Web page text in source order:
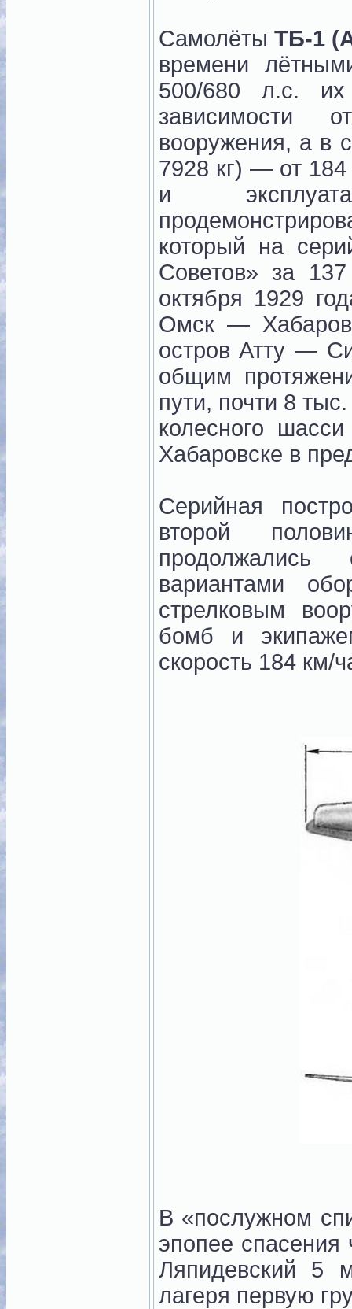
Самолёты ТБ-1
времени
500/680 л.с.
зависимости
вооружения, а в
7928 кг) — от
и
который на
Советов» за
октября 1929
Омск —
остров Атту —
общим
пути, почти 8
колесного
Хабаровске в
Серийная
второй
вариантами
стрелковым
бомб и
скорость 184 км/
В «послужном
эпопее
Ляпидевский 5
лагеря первую